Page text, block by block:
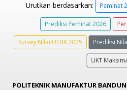
Urutkan berdasarkan: Peminat
Prediksi Peminat 2026
Survey Nilai UTBK 2025 Prediksi
UKT
POLITEKNIK MANUFAKTUR